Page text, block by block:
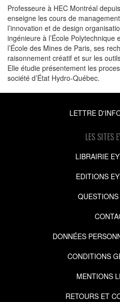
Professeure à HEC Montréal
enseigne les cours de
l’innovation et de design
ingénieure à l’École Polytechnique
l’École des Mines de Paris, ses
raisonnement créatif et sur les
Elle étudie présentement les
société d’État Hydro-Québec.
LETTRE
LES SITES
LIBRAIRIE
EDITIONS
DONNÉES
CONDITIONS
MENTIONS
RETOURS ET